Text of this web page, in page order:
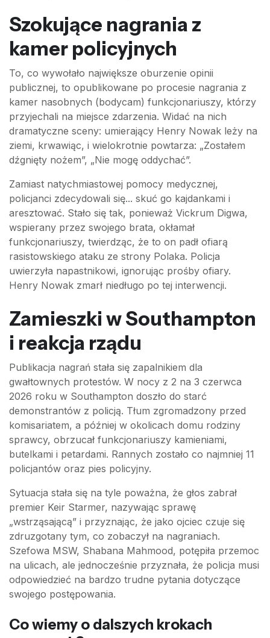
Szokujące nagrania z
kamer policyjnych
To, co wywołało największe oburzenie opinii
publicznej, to opublikowane po procesie nagrania z
kamer nasobnych (bodycam) funkcjonariuszy, którzy
przyjechali na miejsce zdarzenia. Widać na nich
dramatyczne sceny: umierający Henry Nowak leży na
ziemi, krwawiąc, i wielokrotnie powtarza: „Zostałem
dźgnięty nożem”, „Nie mogę oddychać”.
Zamiast natychmiastowej pomocy medycznej,
policjanci zdecydowali się... skuć go kajdankami i
aresztować. Stało się tak, ponieważ Vickrum Digwa,
wspierany przez swojego brata, okłamał
funkcjonariuszy, twierdząc, że to on padł ofiarą
rasistowskiego ataku ze strony Polaka. Policja
uwierzyła napastnikowi, ignorując prośby ofiary.
Henry Nowak zmarł niedługo po tej interwencji.
Zamieszki w Southampton
i reakcja rządu
Publikacja nagrań stała się zapalnikiem dla
gwałtownych protestów. W nocy z 2 na 3 czerwca
2026 roku w Southampton doszło do starć
demonstrantów z policją. Tłum zgromadzony przed
komisariatem, a później w okolicach domu rodziny
sprawcy, obrzucał funkcjonariuszy kamieniami,
butelkami i petardami. Rannych zostało co najmniej 11
policjantów oraz pies policyjny.
Sytuacja stała się na tyle poważna, że głos zabrał
premier Keir Starmer, nazywając sprawę
„wstrząsającą” i przyznając, że jako ojciec czuje się
zdruzgotany tym, co zobaczył na nagraniach.
Szefowa MSW, Shabana Mahmood, potępiła przemoc
na ulicach, ale jednocześnie przyznała, że policja musi
odpowiedzieć na bardzo trudne pytania dotyczące
swojego postępowania.
Co wiemy o dalszych krokach